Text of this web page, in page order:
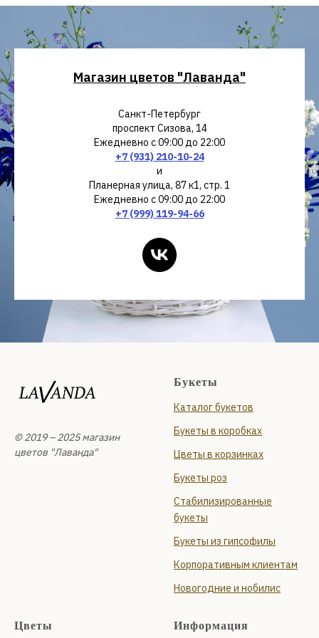
Магазин цветов "Лаванда"
Санкт-Петербург
проспект Сизова, 14
Ежедневно с 09:00 до 22:00
+7 (931) 210-10-24
и
Планерная улица, 87 к1, стр. 1
Ежедневно с 09:00 до 22:00
+7 (999) 119-94-66
© 2019 – 2025 магазин
цветов "Лаванда"
Букеты
Каталог букетов
Букеты в коробках
Цветы в корзинках
Букеты роз
Стабилизированные
букеты
Букеты из гипсофилы
Корпоративным клиентам
Новогодние и нобилис
Цветы Информация